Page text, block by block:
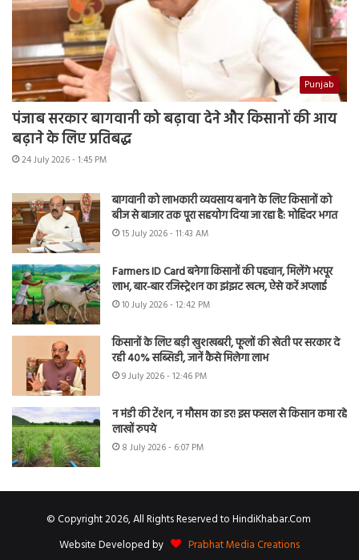
Punjab
पंजाब सरकार बागवानी को बढ़ावा देने और किसानों की आय
बढ़ाने के लिए प्रतिबद्ध
24 July 2026 - 1:45 PM
बागवानी को लाभकारी व्यवसाय बनाने के लिए किसानों को
बीज से बाजार तक पूरा सहयोग दिया जा रहा है: मोहिंदर भगत
15 July 2026 - 11:43 AM
Farmers ID Card बनेगा किसानों की पहचान, मिलेंगे भरपूर
लाभ, बार-बार रजिस्ट्रेशन का झंझट खत्म, ऐसे करें अप्लाई
10 July 2026 - 12:42 PM
किसानों के लिए बड़ी खुशखबरी, फूलों की खेती पर सरकार दे
रही 40% सब्सिडी, जानें कैसे मिलेगा लाभ
9 July 2026 - 12:46 PM
न मंडी की टेंशन, न मौसम का डर! इस फसल से किसान कमा रहे
लाखों रुपये
8 July 2026 - 6:07 PM
© Copyright 2026, All Rights Reserved to HindiKhabar.Com
Website Developed by
Prabhat Media Creations